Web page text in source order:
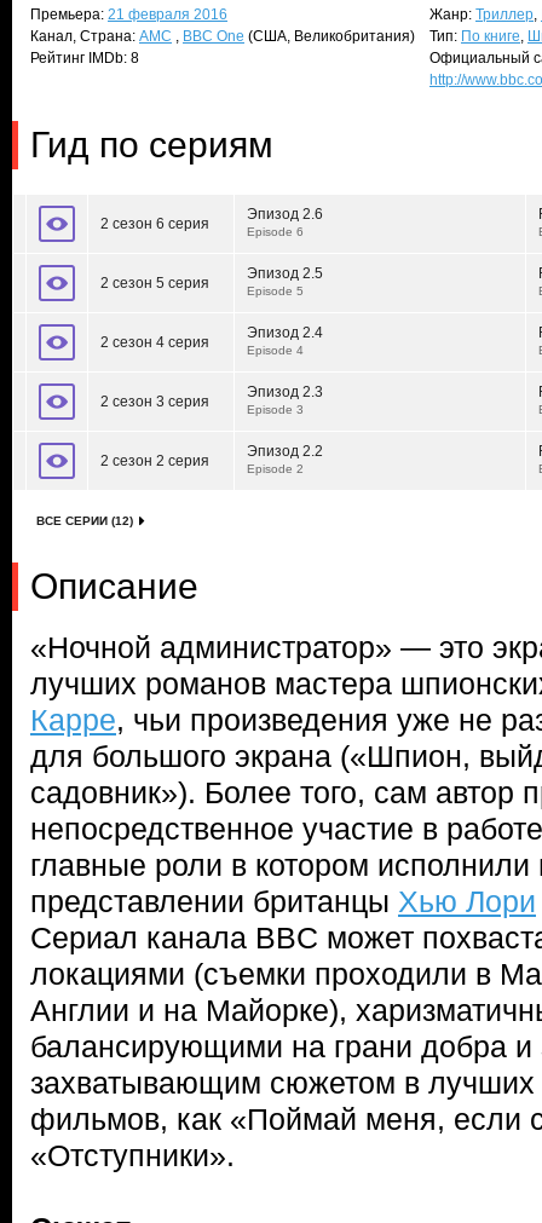
Премьера: 21 февраля 2016
Канал, Страна: AMC , BBC One (США, Великобритания)
Рейтинг IMDb: 8
Жанр: Триллер,
Тип: По книге,
Официальный
http://
Гид по сериям
2 сезон 6 серия
Эпизод 2.6
Episode 6
2 сезон 5 серия
Эпизод 2.5
Episode 5
2 сезон 4 серия
Эпизод 2.4
Episode 4
2 сезон 3 серия
Эпизод 2.3
Episode 3
2 сезон 2 серия
Эпизод 2.2
Episode 2
ВСЕ СЕРИИ (12)
Описание
«Ночной администратор» — это
лучших романов мастера
Карре, чьи произведения уже не
для большого экрана («Шпион,
садовник»). Более того, сам автор
непосредственное участие в
главные роли в котором
представлении британцы Хью Лори
Сериал канала BBC может
локациями (съемки проходили в
Англии и на Майорке),
балансирующими на грани добра и
захватывающим сюжетом в лучших
фильмов, как «Поймай меня, если
«Отступники».